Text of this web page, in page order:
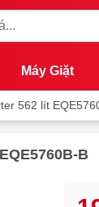
Máy Giặt
562 lít
B